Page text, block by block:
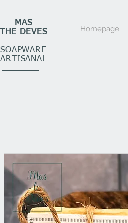
MAS
THE DEVES
SOAPWARE
ARTISANAL
Homepage